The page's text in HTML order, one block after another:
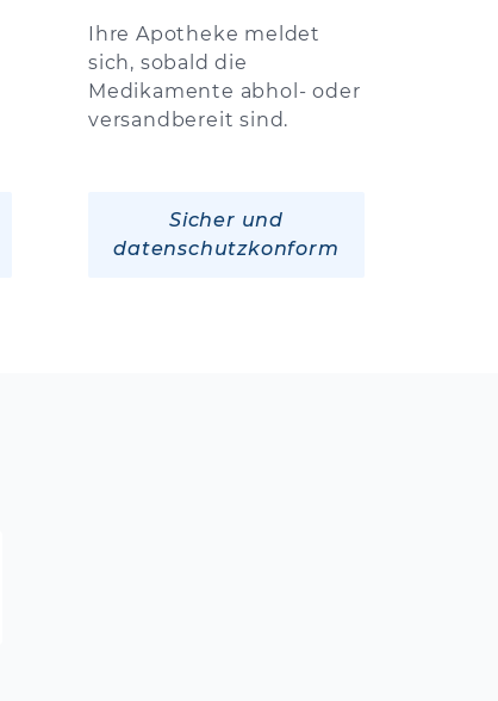
Ihre Apotheke meldet
sich, sobald die
Medikamente abhol- oder
versandbereit sind.
Sicher und
datenschutzkonform